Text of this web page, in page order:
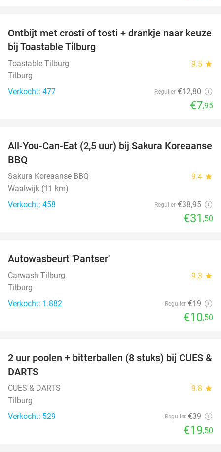
38%
Ontbijt met crosti of tosti + drankje naar keuze
bij Toastable Tilburg
Toastable Tilburg 9.5 star
Tilburg
Verkocht: 477
Regulier €12,80
€7,95
19%
All-You-Can-Eat (2,5 uur) bij Sakura Koreaanse
BBQ
Sakura Koreaanse BBQ 9.4 star
Waalwijk (11 km)
Verkocht: 458
Regulier €38,95
€31 ,50
Autowasbeurt 'Pantser'
Carwash Tilburg 9.3 star
Tilburg
Verkocht: 1.882
Regulier €19
€10,50
50%
2 uur poolen + bitterballen (8 stuks) bij CUES &
DARTS
CUES & DARTS 9.8 star
Tilburg
Verkocht: 529
Regulier €39
€19,50